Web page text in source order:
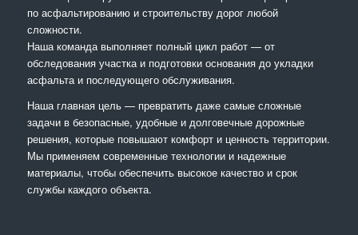
по асфальтированию и строительству дорог любой
сложности.
Наша команда выполняет полный цикл работ — от
обследования участка и подготовки основания до укладки
асфальта и последующего обслуживания.
Наша главная цель — превратить даже самые сложные
задачи в безопасные, удобные и долговечные дорожные
решения, которые повышают комфорт и ценность территории.
Мы применяем современные технологии и надежные
материалы, чтобы обеспечить высокое качество и срок
службы каждого объекта.